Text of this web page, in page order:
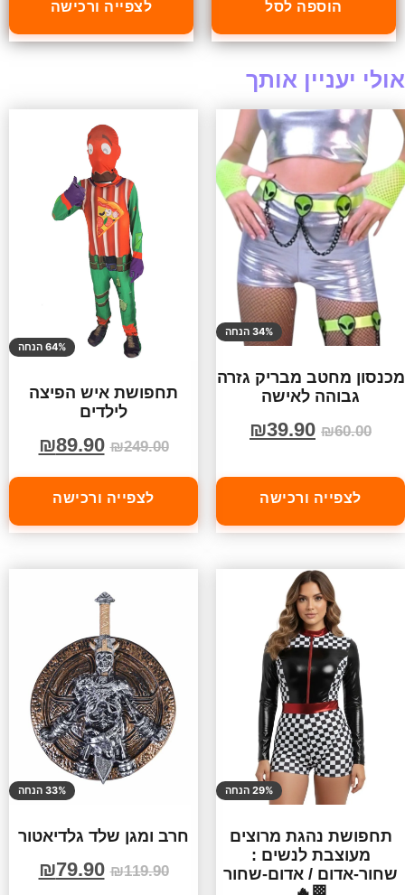
הוספה לסל לצפייה ורכישה
אולי יעניין אותך
34% הנחה
מכנסון מחטב מבריק גזרה
גבוהה לאישה
₪60.00
₪39.90
לצפייה ורכישה
64% הנחה
תחפושת איש הפיצה
לילדים
₪249.00
₪89.90
לצפייה ורכישה
29% הנחה
תחפושת נהגת מרוצים
מעוצבת לנשים :
שחור-אדום / אדום-שחור
33% הנחה
חרב ומגן שלד גלדיאטור
₪119.90
₪79.90